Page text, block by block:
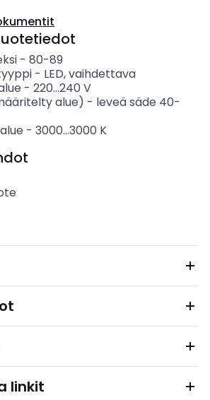
- 80-89
- LED, vaihdettava
- 220...240 V
alue) - leveä säde 40-
- 3000...3000 K
linkit